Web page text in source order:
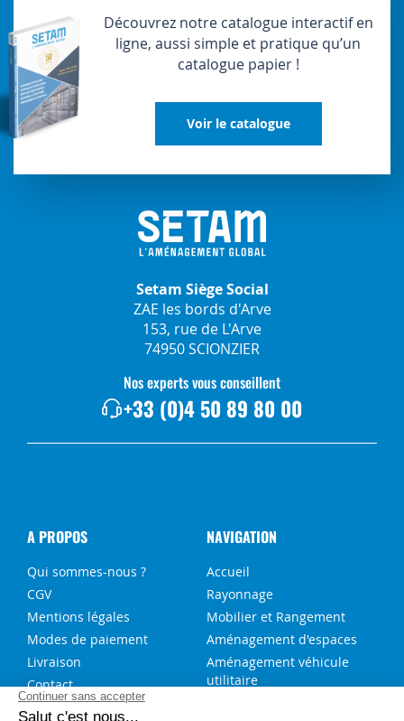
Découvrez notre catalogue interactif en
ligne, aussi simple et pratique qu’un
catalogue papier !
Voir le catalogue
Setam Siège Social
ZAE les bords d'Arve
153, rue de L'Arve
74950 SCIONZIER
Nos experts vous conseillent
+33 (0)4 50 89 80 00
A PROPOS
Qui sommes-nous ?
CGV
Mentions légales
Modes de paiement
Livraison
Contact
NAVIGATION
Accueil
Rayonnage
Mobilier et Rangement
Aménagement d'espaces
Aménagement véhicule
utilitaire